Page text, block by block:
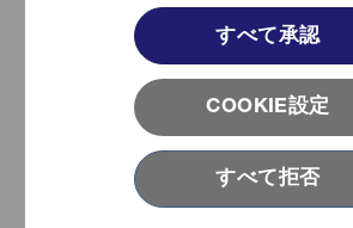
COOKIE設定
すべて承認
すべて拒否